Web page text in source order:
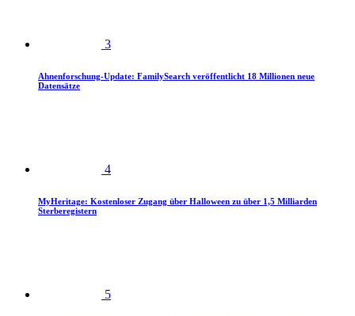
3
Ahnenforschung-Update: FamilySearch veröffentlicht 18 Millionen neue
Datensätze
4
MyHeritage: Kostenloser Zugang über Halloween zu über 1,5 Milliarden
Sterberegistern
5